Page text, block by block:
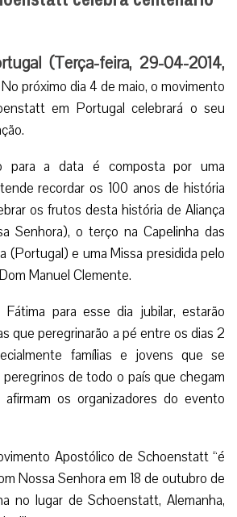
(Terça-feira, 29-04-2014,
No próximo dia 4 de maio, o movimento
em Portugal celebrará o seu
para a data é composta por uma
recordar os 100 anos de história
os frutos desta história de Aliança
Senhora), o terço na Capelinha das
(Portugal) e uma Missa presidida pelo
Manuel Clemente.
Fátima para esse dia jubilar, estarão
que peregrinarão a pé entre os dias 2
famílias e jovens que se
de todo o país que chegam
os organizadores do evento
Apostólico de Schoenstatt “é
Nossa Senhora em 18 de outubro de
no lugar de Schoenstatt, Alemanha,